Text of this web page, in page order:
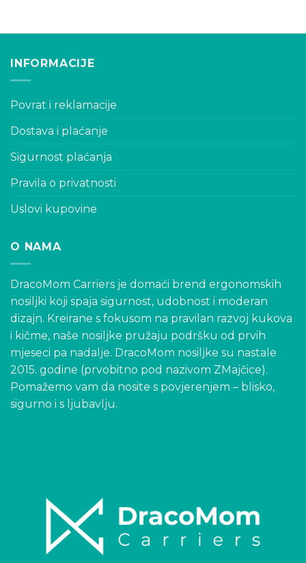
INFORMACIJE
Povrat i reklamacije
Dostava i plaćanje
Sigurnost plaćanja
Pravila o privatnosti
Uslovi kupovine
O NAMA
DracoMom Carriers je domaći brend ergonomskih
nosiljki koji spaja sigurnost, udobnost i moderan
dizajn. Kreirane s fokusom na pravilan razvoj kukova
i kičme, naše nosiljke pružaju podršku od prvih
mjeseci pa nadalje. DracoMom nosiljke su nastale
2015. godine (prvobitno pod nazivom ZMajčice).
Pomažemo vam da nosite s povjerenjem – blisko,
sigurno i s ljubavlju.